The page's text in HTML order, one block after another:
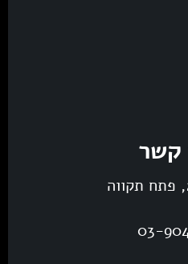
קשר
03-